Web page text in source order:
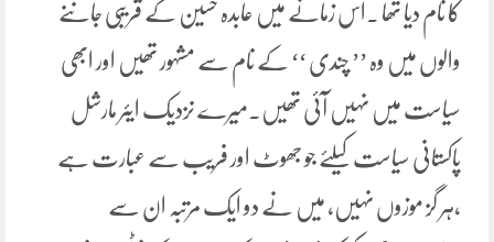
کا نام دیا تھا ۔اس زمانے میں عابدہ حسین کے قریبی جاننے
والوں میں وہ ’’ چندی ‘‘ کے نام سے مشہور تھیں اور ابھی
سیاست میں نہیں آئی تھیں۔میرے نزدیک ایئر مارشل
پاکستانی سیاست کیلئے جو جھوٹ اور فریب سے عبارت ہے
،ہر گز موزوں نہیں، میں نے دو ایک مرتبہ ان سے